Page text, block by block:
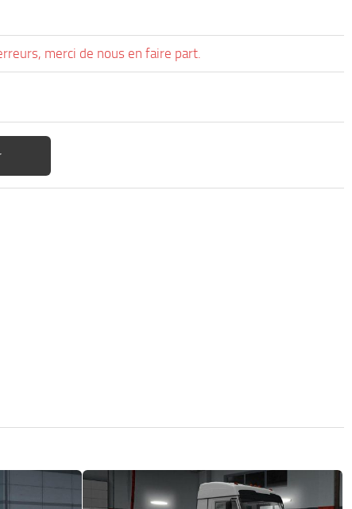
merci de nous en faire part.